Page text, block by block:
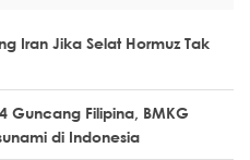
Iran Jika Selat Hormuz Tak
Guncang Filipina, BMKG
di Indonesia